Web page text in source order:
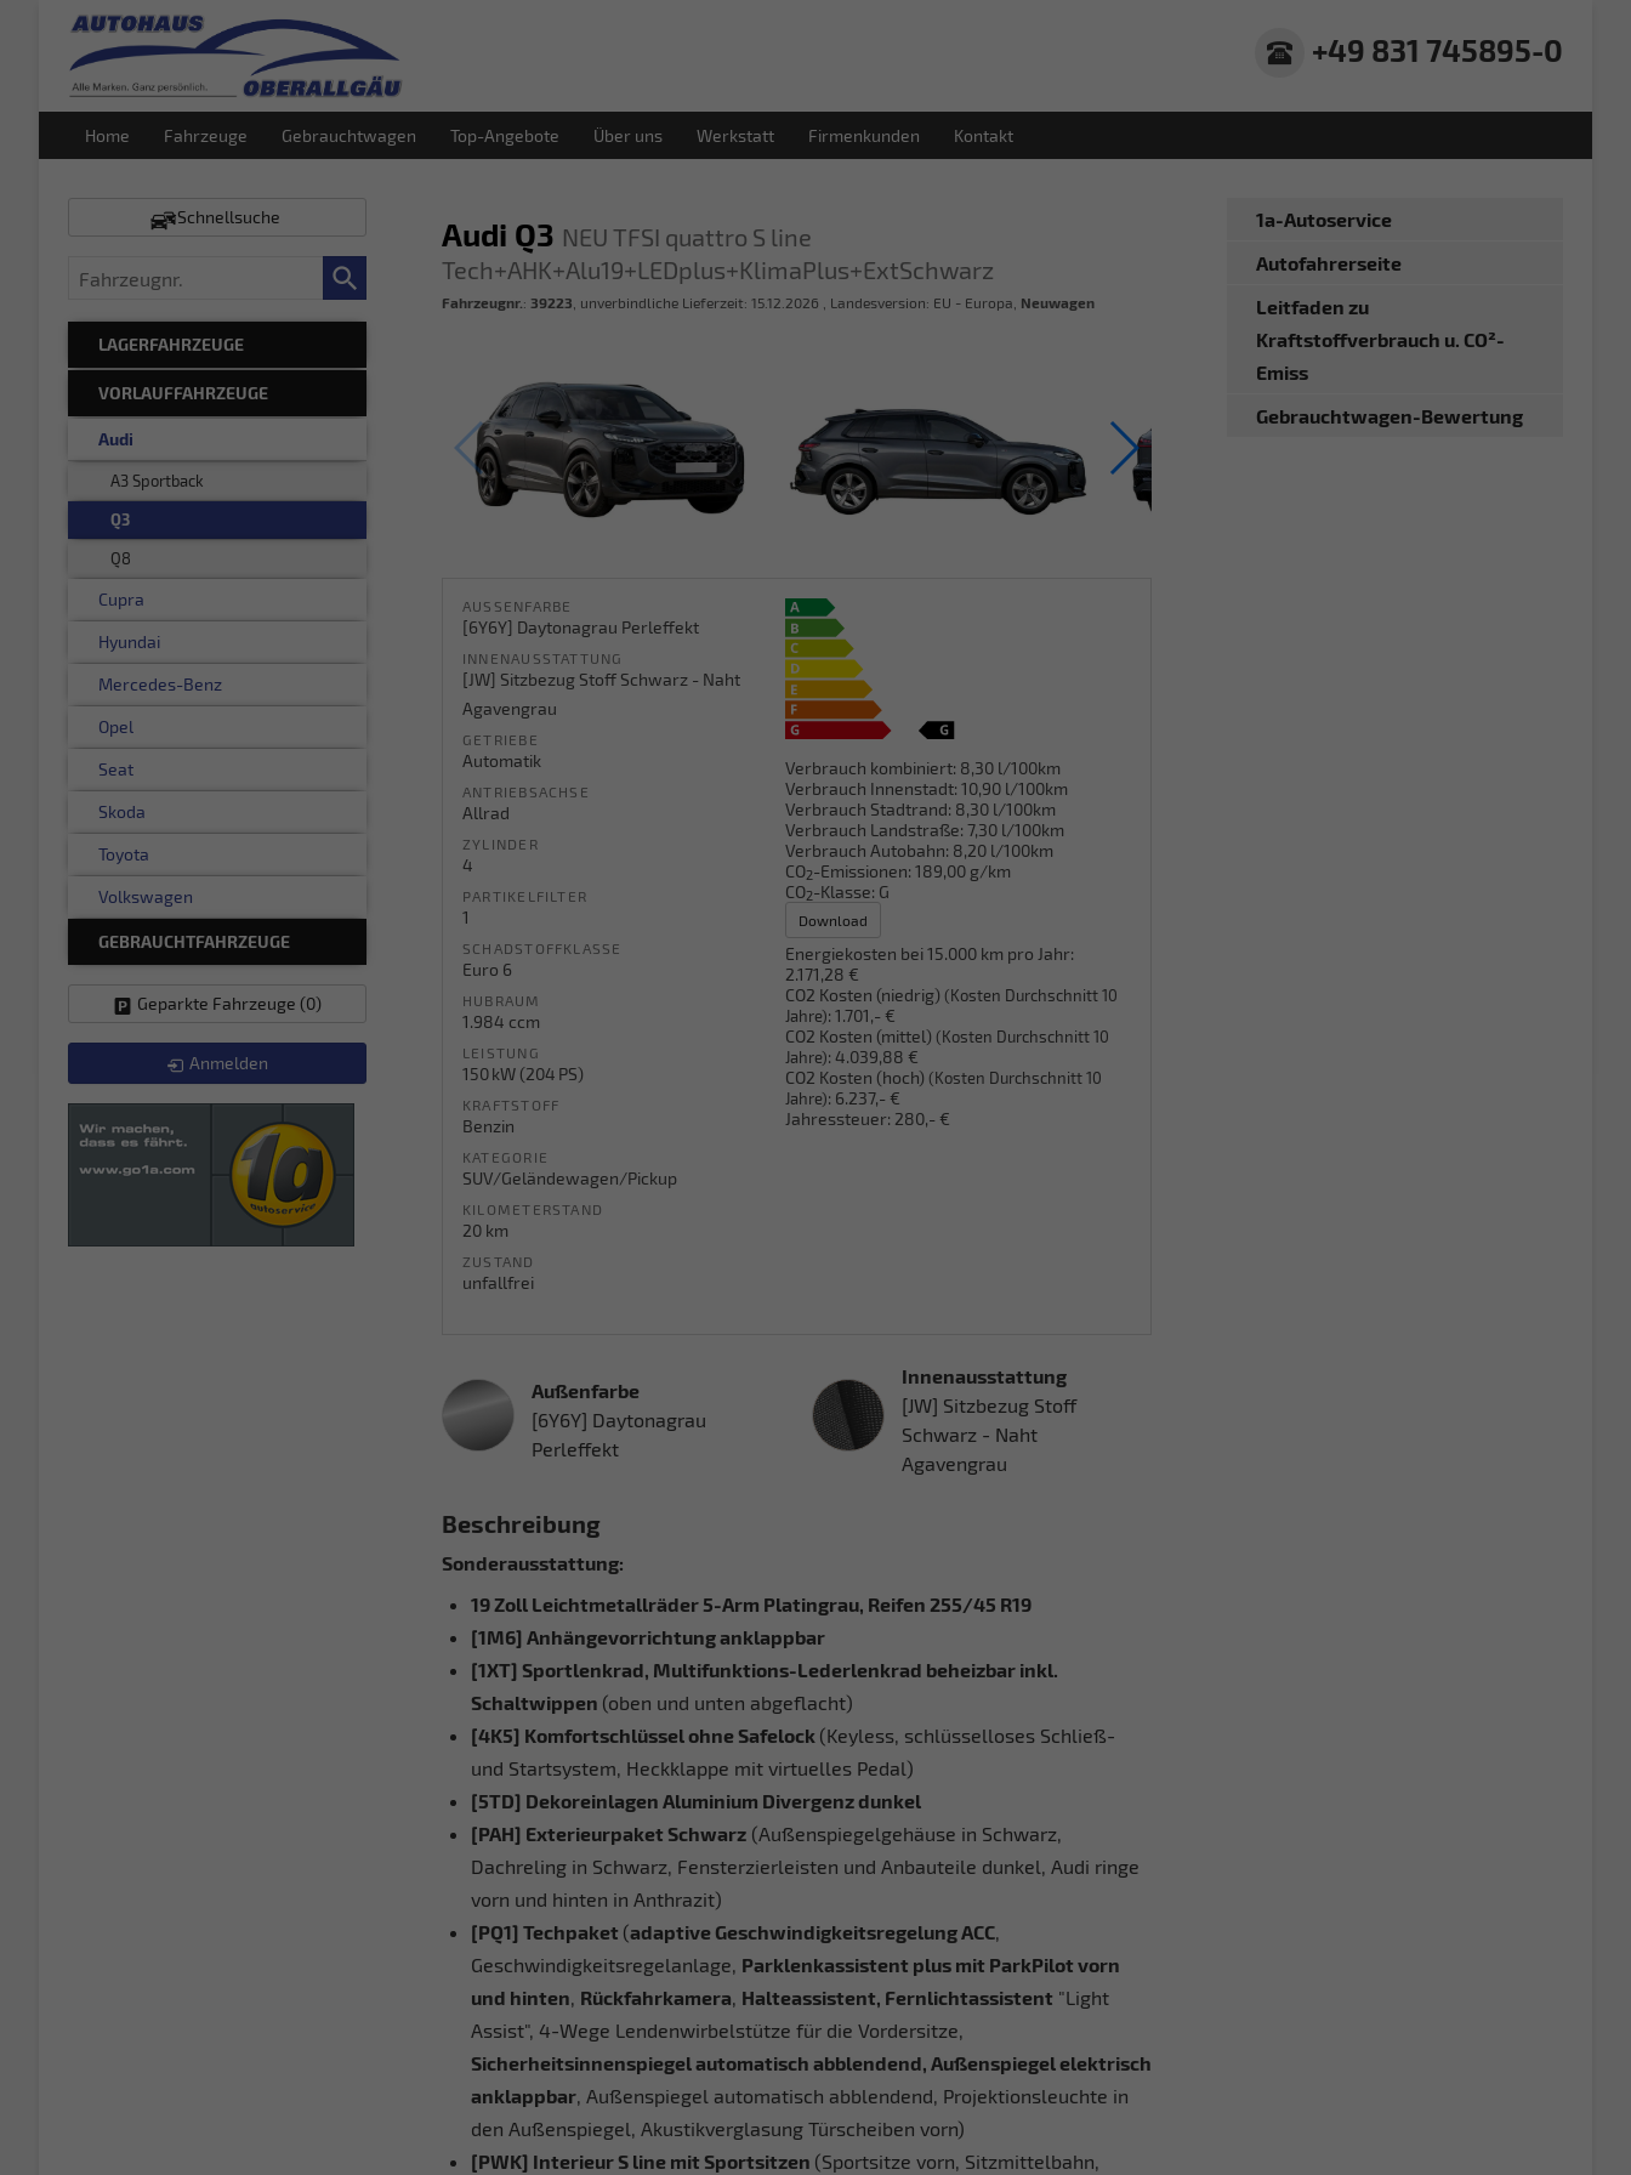
+49 831 745895-0
Home Fahrzeuge Gebrauchtwagen Top-Angebote Über uns Werkstatt Firmenkunden Kontakt
Audi Q3 NEU TFSI quattro S line
Tech+AHK+Alu19+LEDplus+KlimaPlus+ExtSchwarz
Fahrzeugnr. : 39223 , unverbindliche Lieferzeit: 15.12.2026 , Landesversion: EU - Europa, Neuwagen
AUSSENFARBE
[6Y6Y] Daytonagrau Perleffekt
INNENAUSSTATTUNG
[JW] Sitzbezug Stoff Schwarz - Naht
Agavengrau
GETRIEBE
Automatik
ANTRIEBSACHSE
Allrad
ZYLINDER
4
PARTIKELFILTER
1
SCHADSTOFFKLASSE
Euro 6
HUBRAUM
1.984 ccm
LEISTUNG
150 kW (204 PS)
KRAFTSTOFF
Benzin
KATEGORIE
SUV/Geländewagen/Pickup
KILOMETERSTAND
20 km
ZUSTAND
unfallfrei
Verbrauch kombiniert: 8,30 l/100km
Verbrauch Innenstadt: 10,90 l/100km
Verbrauch Stadtrand: 8,30 l/100km
Verbrauch Landstraße: 7,30 l/100km
Verbrauch Autobahn: 8,20 l/100km
CO2-Emissionen: 189,00 g/km
CO2-Klasse: G
Download
Energiekosten bei 15.000 km pro Jahr:
2.171,28 €
CO2 Kosten (niedrig) (Kosten Durchschnitt 10
Jahre): 1.701,- €
CO2 Kosten (mittel) (Kosten Durchschnitt 10
Jahre): 4.039,88 €
CO2 Kosten (hoch) (Kosten Durchschnitt 10
Jahre): 6.237,- €
Jahressteuer: 280,- €
Außenfarbe
[6Y6Y] Daytonagrau
Perleffekt
Innenausstattung
Innenausstattung
[JW] Sitzbezug Stoff
Schwarz - Naht
Agavengrau
Beschreibung
Sonderausstattung:
19 Zoll Leichtmetallräder 5-Arm Platingrau, Reifen 255/45 R19
[1M6] Anhängevorrichtung anklappbar
[1XT] Sportlenkrad, Multifunktions-Lederlenkrad beheizbar inkl.
Schaltwippen (oben und unten abgeflacht)
[4K5] Komfortschlüssel ohne Safelock (Keyless, schlüsselloses Schließ-
und Startsystem, Heckklappe mit virtuelles Pedal)
[5TD] Dekoreinlagen Aluminium Divergenz dunkel
[PAH] Exterieurpaket Schwarz(Außenspiegelgehäuse in Schwarz,
Dachreling in Schwarz, Fensterzierleisten und Anbauteile dunkel, Audi ringe
vorn und hinten in Anthrazit)
[PQ1] Techpaket (adaptive Geschwindigkeitsregelung ACC,
Geschwindigkeitsregelanlage, Parklenkassistent plus mit ParkPilot vorn
und hinten, Rückfahrkamera, Halteassistent, Fernlichtassistent "Light
Assist", 4-Wege Lendenwirbelstütze für die Vordersitze,
Sicherheitsinnenspiegel automatisch abblendend, Außenspiegel elektrisch
anklappbar, Außenspiegel automatisch abblendend, Projektionsleuchte in
den Außenspiegel, Akustikverglasung Türscheiben vorn)
[PWK] Interieur S line mit Sportsitzen (Sportsitze vorn, Sitzmittelbahn,
Schnellsuche
Fahrzeugnr.
LAGERFAHRZEUGE
VORLAUFFAHRZEUGE
Audi
A3 Sportback
Q3
Q8
Cupra
Hyundai
Mercedes-Benz
Opel
Seat
Skoda
Toyota
Volkswagen
GEBRAUCHTFAHRZEUGE
Geparkte Fahrzeuge (0)
Anmelden
1a-Autoservice
Autofahrerseite
Leitfaden zu
Kraftstoffverbrauch u. CO²-
Emiss
Gebrauchtwagen-Bewertung